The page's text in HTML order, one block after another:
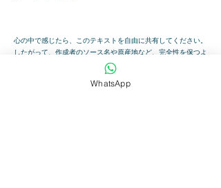
心の中で感じたら、このテキストを自由に共有してください。
したがって、作成者のソース名や原産地など、完全性を保つよ
うにしてください。ナマステ！
WhatsApp